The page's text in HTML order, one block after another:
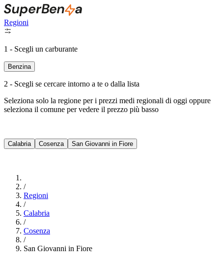
Regioni
1 - Scegli un carburante
Benzina
2 - Scegli se cercare intorno a te o dalla lista
Seleziona solo la regione per i prezzi medi regionali di oggi oppure
seleziona il comune per vedere il prezzo più basso
Calabria Cosenza San Giovanni in Fiore
/
Regioni
/
Calabria
/
Cosenza
/
San Giovanni in Fiore